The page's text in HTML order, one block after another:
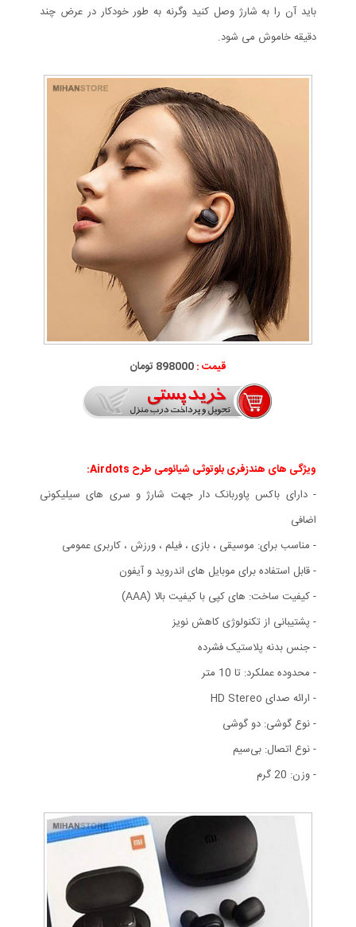
باید آن را به شارژ وصل کنید وگرنه به طور خودکار در عرض چند
دقیقه خاموش می شود.
قیمت :898000 تومان
ویژگی های هندزفری بلوتوثی شیائومی طرح Airdots:
- دارای باکس پاوربانک دار جهت شارژ و سری های سیلیکونی
اضافی
- مناسب برای: موسیقی ، بازی ، فیلم ، ورزش ، کاربری عمومی
- قابل استفاده برای موبایل های اندروید و آیفون
- کیفیت ساخت: های کپی با کیفیت بالا (AAA)
- پشتیبانی از تکنولوژی کاهش نویز
- جنس بدنه پلاستیک فشرده
- محدوده عملکرد: تا 10 متر
- ارائه صدای HD Stereo
- نوع گوشی: دو گوشی
- نوع اتصال: بی‌سیم
- وزن: 20 گرم